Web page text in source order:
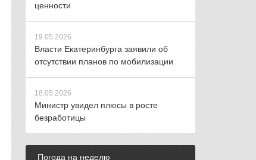
ценности
19.05.2026
Власти Екатеринбурга заявили об
отсутствии планов по мобилизации
18.05.2026
Министр увидел плюсы в росте
безработицы
Погода на неделю